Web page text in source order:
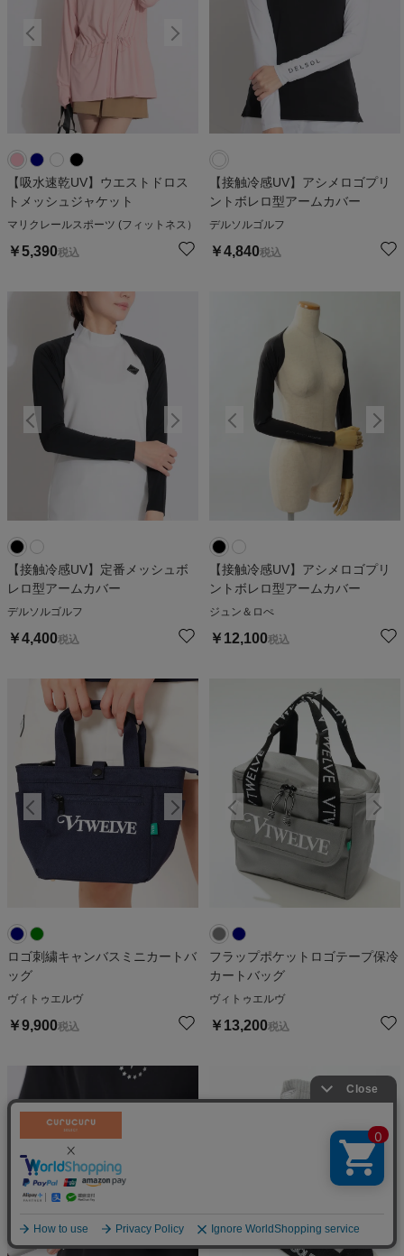
【吸水速乾UV】ウエストドロス
トメッシュジャケット
マリクレールスポーツ (フィットネス）
￥5,390税込
【接触冷感UV】アシメロゴプリ
ントボレロ型アームカバー
デルソルゴルフ
￥4,840税込
【接触冷感UV】定番メッシュボ
レロ型アームカバー
デルソルゴルフ
￥4,400税込
【接触冷感UV】アシメロゴプリ
ントボレロ型アームカバー
ジュン＆ロぺ
￥ 12,100税込
ロゴ刺繍キャンバスミニカートバ
ッグ
ヴィトゥエルヴ
￥9,900税込
フラップポケットロゴテープ保冷
カートバッグ
ヴィトゥエルヴ
￥ 13,200税込
絞り込む